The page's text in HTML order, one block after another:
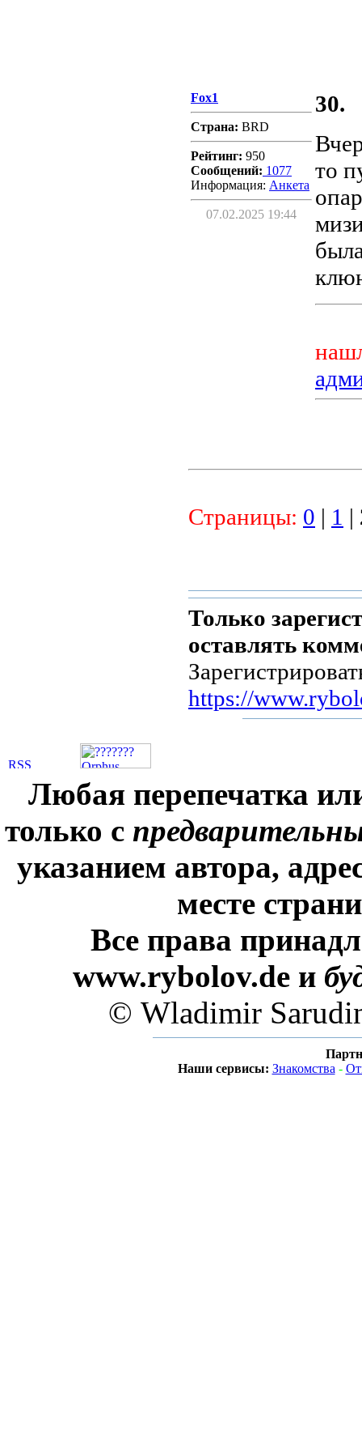
Fox1
Страна: BRD
Рейтинг: 950
Сообщений: 1077
Информация: Aнкета
07.02.2025 19:44
30.
то
Страницы: 0 | 1 |
Только
оставлять
https://
Любая перепечатка
только с
указанием автора,
месте
Все права
www.rybolov.de и
© Wladimir
Наши сервисы: Знакомства -